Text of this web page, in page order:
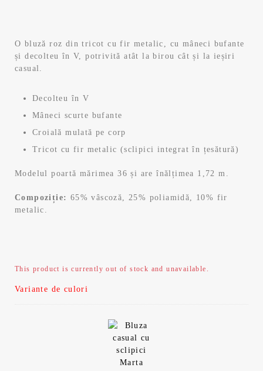
O bluză roz din tricot cu fir metalic, cu mâneci bufante
și decolteu în V, potrivită atât la birou cât și la ieșiri
casual.
Decolteu în V
Mâneci scurte bufante
Croială mulată pe corp
Tricot cu fir metalic (sclipici integrat în țesătură)
Modelul poartă mărimea 36 și are înălțimea 1,72 m.
Compoziție: 65% vâscoză, 25% poliamidă, 10% fir
metalic.
This product is currently out of stock and unavailable.
Variante de culori